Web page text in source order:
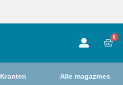
0
Kranten Alle magazines